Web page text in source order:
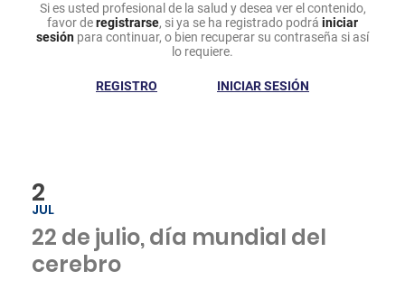
Si es usted profesional de la salud y desea ver el contenido,
favor deregistrarse, si ya se ha registrado podrá iniciar
sesión para continuar, o bien recuperar su contraseña si así
lo requiere.
REGISTRO INICIAR SESIÓN
2
JUL
22 de julio, día mundial del
cerebro